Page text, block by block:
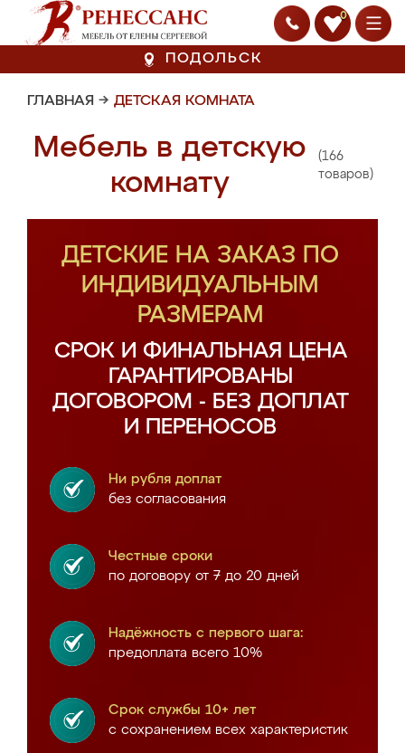
0
ПОДОЛЬСК
ГЛАВНАЯ → ДЕТСКАЯ КОМНАТА
Мебель в детскую
комнату
(166
товаров)
ДЕТСКИЕ НА ЗАКАЗ ПО
ИНДИВИДУАЛЬНЫМ
РАЗМЕРАМ
СРОК И ФИНАЛЬНАЯ ЦЕНА
ГАРАНТИРОВАНЫ
ДОГОВОРОМ - БЕЗ ДОПЛАТ
И ПЕРЕНОСОВ
Ни рубля доплат
без согласования
Честные сроки
по договору от 7 до 20 дней
Надёжность с первого шага:
предоплата всего 10%
Срок службы 10+ лет
с сохранением всех характеристик